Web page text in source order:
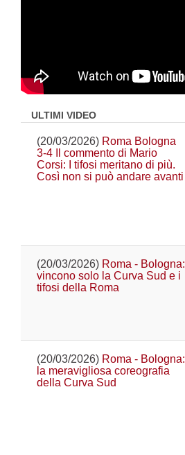
ULTIMI VIDEO
(20/03/2026) Roma Bologna
3-4 Il commento di Mario
Corsi: I tifosi meritano di più.
Così non si può andare avanti
(20/03/2026) Roma - Bologna:
vincono solo la Curva Sud e i
tifosi della Roma
(20/03/2026) Roma - Bologna:
la meravigliosa coreografia
della Curva Sud